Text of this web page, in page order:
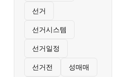
선거
선거시스템
선거일정
선거전 성매매